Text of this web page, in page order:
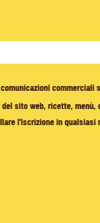
commerciali
sito web, ricette,
l'iscrizione in qualsiasi